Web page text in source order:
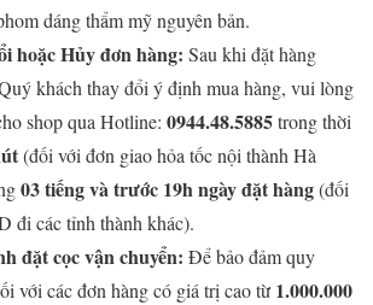
dáng thẩm mỹ nguyên bản.
hoặc Hủy đơn hàng: Sau khi đặt hàng
khách thay đổi ý định mua hàng, vui lòng
shop qua Hotline: 0944.48.5885trong thời
(đối với đơn giao hỏa tốc nội thành Hà
03 tiếngvà trước 19h ngày đặt hàng(đối
đi các tỉnh thành khác).
đặt cọc vận chuyển: Để bảo đảm quy
với các đơn hàng có giá trị cao từ 1.000.000